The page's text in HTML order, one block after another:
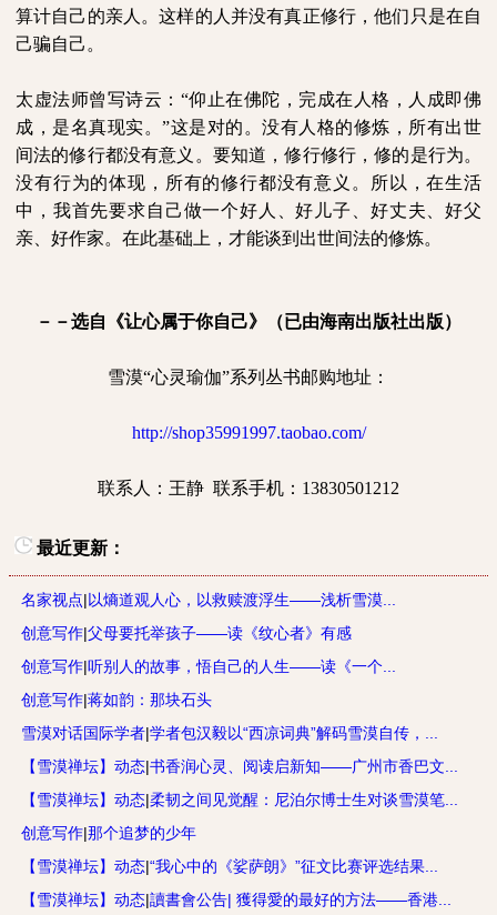
算计自己的亲人。这样的人并没有真正修行，他们只是在自
己骗自己。
太虚法师曾写诗云：“仰止在佛陀，完成在人格，人成即佛
成，是名真现实。”这是对的。没有人格的修炼，所有出世
间法的修行都没有意义。要知道，修行修行，修的是行为。
没有行为的体现，所有的修行都没有意义。所以，在生活
中，我首先要求自己做一个好人、好儿子、好丈夫、好父
亲、好作家。在此基础上，才能谈到出世间法的修炼。
－－选自《让心属于你自己》（已由海南出版社出版）
雪漠“心灵瑜伽”系列丛书邮购地址：
http://shop35991997.taobao.com/
联系人：王静 联系手机： 13830501212
最近更新：
名家视点|以熵道观人心，以救赎渡浮生——浅析雪漠...
创意写作|父母要托举孩子——读《纹心者》有感
创意写作|听别人的故事，悟自己的人生——读《一个...
创意写作|蒋如韵：那块石头
雪漠对话国际学者|学者包汉毅以“西凉词典”解码雪漠自传，...
【雪漠禅坛】动态|书香润心灵、阅读启新知——广州市香巴文...
【雪漠禅坛】动态|柔韧之间见觉醒：尼泊尔博士生对谈雪漠笔...
创意写作|那个追梦的少年
【雪漠禅坛】动态|“我心中的《娑萨朗》”征文比赛评选结果...
【雪漠禅坛】动态|讀書會公告| 獲得愛的最好的方法——香港...